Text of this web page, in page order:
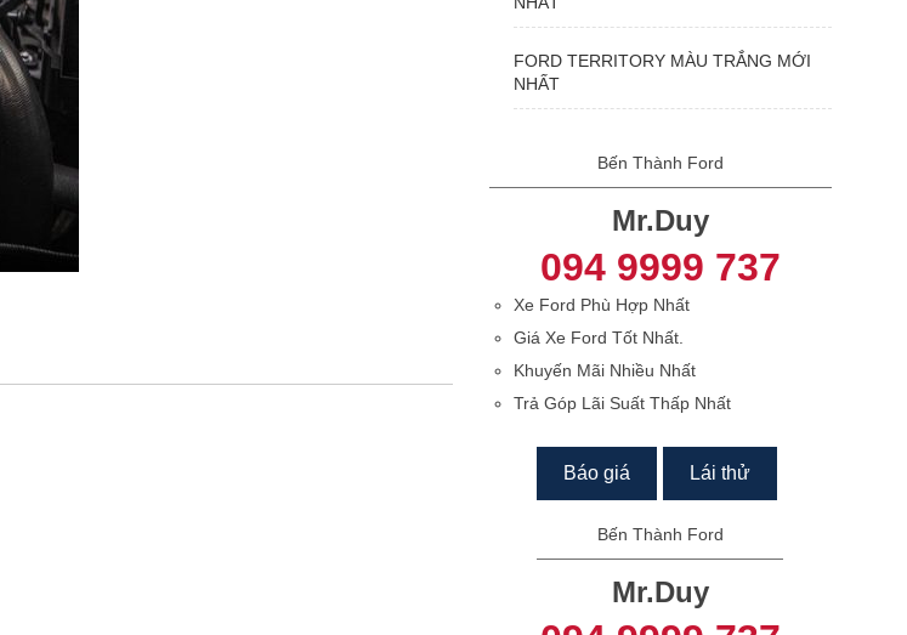
FORD TERRITORY MÀU TRẮNG MỚI
NHẤT
Bến Thành Ford
Mr.Duy
094 9999 737
Xe Ford Phù Hợp Nhất
Giá Xe Ford Tốt Nhất.
Khuyến Mãi Nhiều Nhất
Trả Góp Lãi Suất Thấp Nhất
Báo giá Lái thử
Bến Thành Ford
Mr.Duy